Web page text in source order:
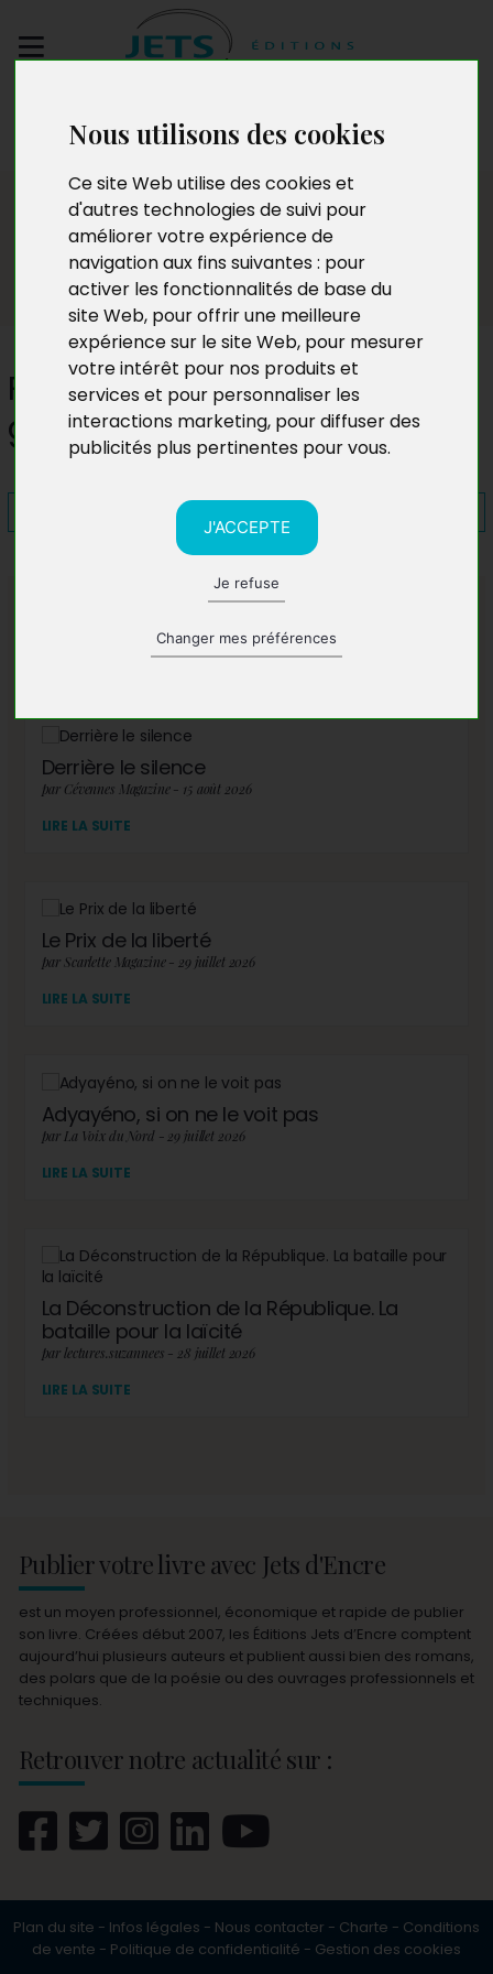
Nous utilisons des cookies
Ce site Web utilise des cookies et
d'autres technologies de suivi pour
améliorer votre expérience de
navigation aux fins suivantes : pour
activer les fonctionnalités de base du
site Web, pour offrir une meilleure
expérience sur le site Web, pour mesurer
votre intérêt pour nos produits et
services et pour personnaliser les
interactions marketing, pour diffuser des
publicités plus pertinentes pour vous.
J'ACCEPTE
Je refuse
Changer mes préférences
manuscrit
Presse
Pour sortir la BEAC de sa
gouvernance défaillante
A lire également
Derrière le silence
par Cévennes Magazine - 15 août 2026
LIRE LA SUITE
Le Prix de la liberté
par Scarlette Magazine - 29 juillet 2026
LIRE LA SUITE
Adyayéno, si on ne le voit pas
par La Voix du Nord - 29 juillet 2026
LIRE LA SUITE
La Déconstruction de la République. La
bataille pour la laïcité
par lectures.suzannees - 28 juillet 2026
LIRE LA SUITE
Publier votre livre avec Jets d'Encre
est un moyen professionnel, économique et rapide de publier
son livre. Créées début 2007, les Éditions Jets d’Encre comptent
aujourd’hui plusieurs auteurs et publient aussi bien des romans,
des polars que de la poésie ou des ouvrages professionnels et
techniques.
Retrouver notre actualité sur :
Plan du site - Infos légales - Nous contacter - Charte - Conditions
de vente - Politique de confidentialité - Gestion des cookies